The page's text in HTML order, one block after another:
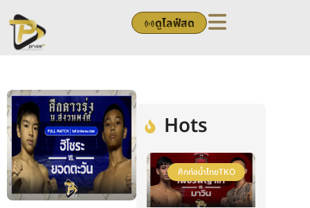
to
content
ดูไลฟ์สด
Hots
ศึกท่อน้ำไทยTKO